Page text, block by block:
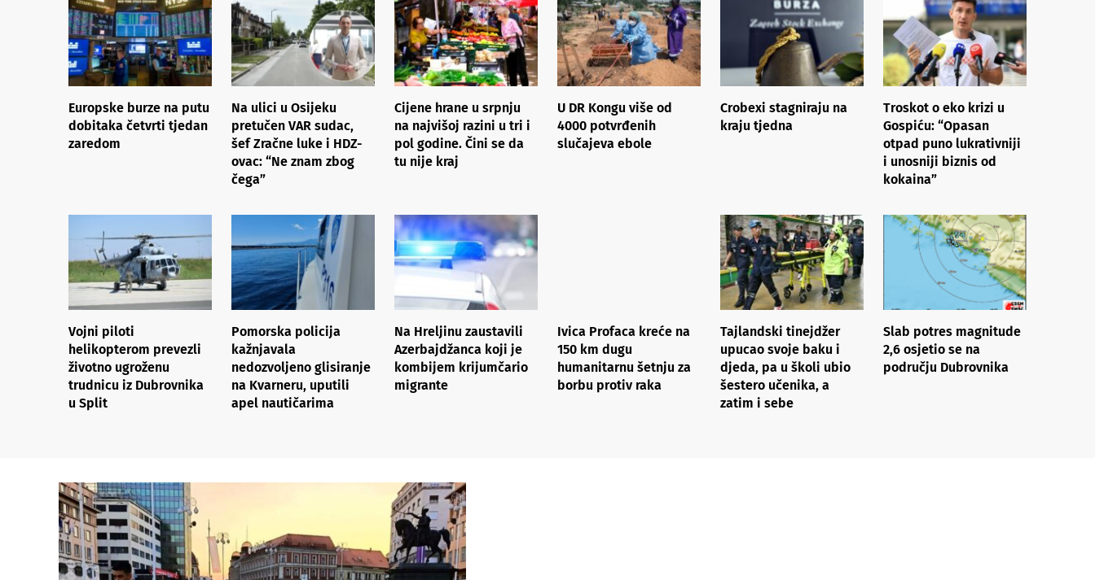
Europske burze na putu
dobitaka četvrti tjedan
zaredom
Na ulici u Osijeku
pretučen VAR sudac,
šef Zračne luke i HDZ-
ovac: “Ne znam zbog
čega”
Cijene hrane u srpnju
na najvišoj razini u tri i
pol godine. Čini se da
tu nije kraj
U DR Kongu više od
4000 potvrđenih
slučajeva ebole
Crobexi stagniraju na
kraju tjedna
Troskot o eko krizi u
Gospiću: “Opasan
otpad puno lukrativniji
i unosniji biznis od
kokaina”
Vojni piloti
helikopterom prevezli
životno ugroženu
trudnicu iz Dubrovnika
u Split
Pomorska policija
kažnjavala
nedozvoljeno glisiranje
na Kvarneru, uputili
apel nautičarima
Na Hreljinu zaustavili
Azerbajdžanca koji je
kombijem krijumčario
migrante
Ivica Profaca kreće na
150 km dugu
humanitarnu šetnju za
borbu protiv raka
Tajlandski tinejdžer
upucao svoje baku i
djeda, pa u školi ubio
šestero učenika, a
zatim i sebe
Slab potres magnitude
2,6 osjetio se na
području Dubrovnika